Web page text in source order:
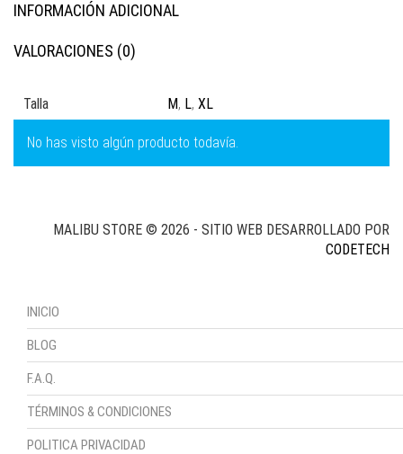
INFORMACIÓN ADICIONAL
VALORACIONES (0)
Talla M, L, XL
No has visto algún producto todavía.
INICIO
BLOG
F.A.Q.
TÉRMINOS & CONDICIONES
POLITICA PRIVACIDAD
MALIBU STORE © 2026 - SITIO WEB DESARROLLADO POR
CODETECH